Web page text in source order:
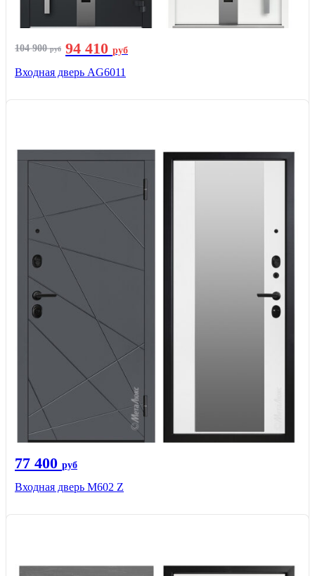
104 900руб 94 410 руб
Входная дверь AG6011
77 400 руб
Входная дверь М602 Z